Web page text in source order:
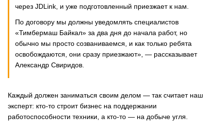
через JDLink, и уже подготовленный приезжает к нам.
По договору мы должны уведомлять специалистов
«Тимбермаш Байкал» за два дня до начала работ, но
обычно мы просто созваниваемся, и как только ребята
освобождаются, они сразу приезжают», — рассказывает
Александр Свиридов.
Каждый должен заниматься своим делом — так считает наш
эксперт: кто-то строит бизнес на поддержании
работоспособности техники, а кто-то — на добыче угля.